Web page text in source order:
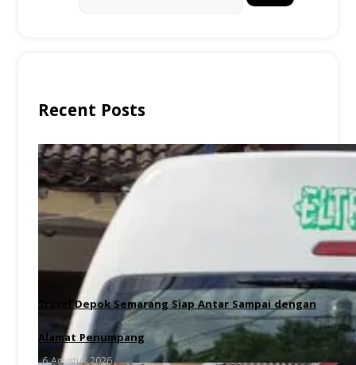
Recent Posts
Travel Depok Semarang Siap Antar Sampai dengan
Alamat Penumpang